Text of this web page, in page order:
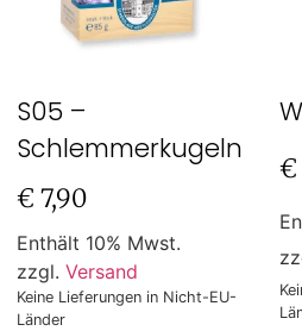
S05 –
Schlemmerkugeln
€ 7,90
Enthält 10% Mwst.
zzgl. Versand
Keine Lieferungen in Nicht-EU-
Länder
€